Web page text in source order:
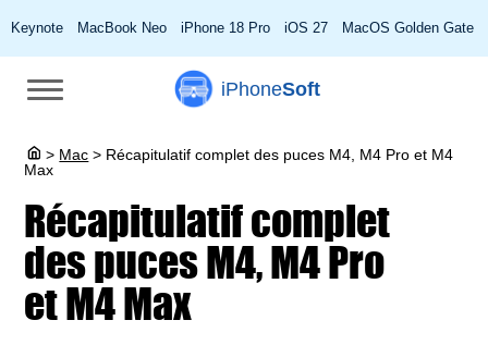
Keynote MacBook Neo iPhone 18 Pro iOS 27 MacOS Golden Gate
iPhoneSoft
> Mac > Récapitulatif complet des puces M4, M4 Pro et M4
Max
Récapitulatif complet
des puces M4, M4 Pro
et M4 Max